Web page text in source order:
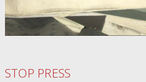
STOP PRESS